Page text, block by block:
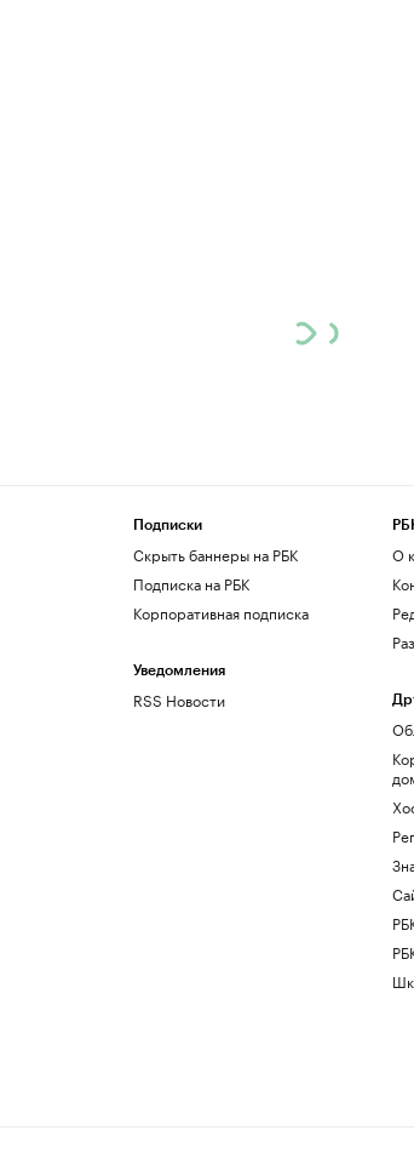
Подписки
Скрыть баннеры на РБК
Подписка на РБК
Корпоративная подписка
Уведомления
RSS Новости
О